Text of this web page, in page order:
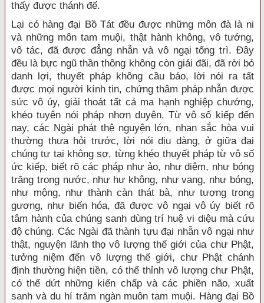
thấy được thánh đế.
Lại có hàng đại Bồ Tát đều được những môn đà là ni
và những môn tam muội, thật hành không, vô tướng,
vô tác, đã được đẳng nhẫn và vô ngại tổng trì. Đây
đều là bực ngũ thần thông không còn giải đãi, đã rời bỏ
danh lợi, thuyết pháp không cầu báo, lời nói ra tất
được mọi người kính tin, chứng thâm pháp nhẫn được
sức vô úy, giải thoát tất cả ma hạnh nghiệp chướng,
khéo tuyên nói pháp nhơn duyên. Từ vô số kiếp đến
nay, các Ngài phát thệ nguyện lớn, nhan sắc hòa vui
thường thưa hỏi trước, lời nói dịu dàng, ở giữa đại
chúng tự tại không sợ, từng khéo thuyết pháp từ vô số
ức kiếp, biết rõ các pháp như ảo, như diệm, như bóng
trăng trong nước, như hư không, như vang, như bóng,
như mộng, như thành càn thát bà, như tượng trong
gương, như biến hóa, đã được vô ngại vô úy biết rõ
tâm hành của chúng sanh dùng trí huệ vi diệu mà cứu
độ chúng. Các Ngài đã thành tựu đại nhẫn vô ngại như
thật, nguyện lãnh thọ vô lượng thế giới của chư Phật,
tưởng niệm đến vô lượng thế giới, chư Phật chánh
định thường hiện tiền, có thể thỉnh vô lượng chư Phật,
có thể dứt những kiến chấp và các phiền não, xuất
sanh và du hí trăm ngàn muôn tam muội. Hàng đại Bồ